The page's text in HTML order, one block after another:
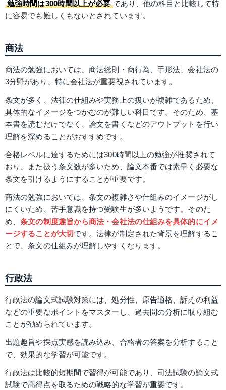
勉強時間は300時間以上が必要 であり、他の科目と比較して特
に容易でも難しくもないとされています​​。
商法
商法の勉強においては、商法総則・商行為、手形法、会社法の
3分野があり、特に会社法が重要視されています。
条文が多く、法律の仕組みや実務上の扱いが複雑であるため、
具体的なイメージをつかむのが難しい科目です。そのため、基
本書を読むだけでなく、論文を書くなどのアウトプットを行い
理解を深めることがおすすめです。
合格レベルに達するためには300時間以上の勉強が推奨されて
おり、また扱う条文数が多いため、論文本番では素早く必要な
条文を引けるようにすることが重要です。
商法の勉強においては、条文の複雑さや仕組みのイメージがし
にくいため、苦手意識を持つ受験生が多いようです。そのた
め、条文の制度趣旨から商法・会社法の仕組みを具体的にイメ
ージすることが大切です。法律が制定された背景を理解するこ
とで、条文の仕組みが理解しやすくなります。
行政法
行政法の論文式試験対策には、処分性、原告適格、訴えの利益
などの重要なポイントをマスターし、過去問の分析に取り組む
ことが勧められています。
出題趣旨や採点実感を読み込み、合格者の答案を分析すること
で、効果的な学習が可能です。
行政法は比較的短期間で習得が可能であり、司法試験の論文式
試験で高得点を取るための戦略的な学習が重要です​​。